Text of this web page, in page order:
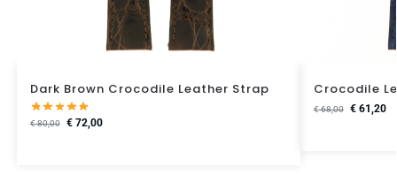
Dark Brown Crocodile Leather Strap
€80,00 €72,00
Crocodile
€68,00 €61,20